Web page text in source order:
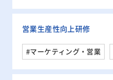
営業生産性向上研修
#マーケティング・営業